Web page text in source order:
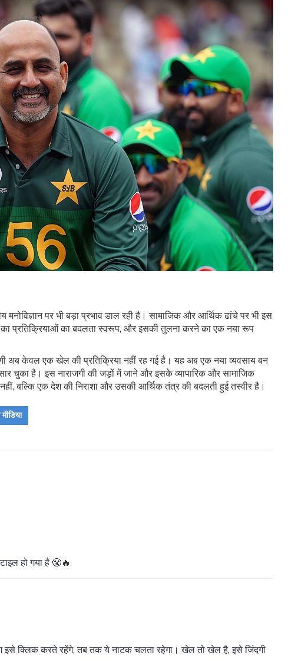
पर भी बड़ा प्रभाव डाल रही है। सामाजिक और आर्थिक ढांचे पर भी इस
प्रतिक्रियाओं का बदलता स्वरूप, और इसकी तुलना करने का एक नया रूप
अब केवल एक खेल की प्रतिक्रिया नहीं रह गई है। यह अब एक नया व्यवसाय बन
चुका है। इस नाराजगी की जड़ों में जाने और इसके व्यापारिक और सामाजिक
बल्कि एक देश की निराशा और उसकी आर्थिक तंत्र की बदलती हुई तस्वीर है।
हो गया है 😤🔥
इसे क्लिक करते रहेंगे, तब तक ये नाटक चलता रहेगा। खेल तो खेल है, इसे जिंदगी